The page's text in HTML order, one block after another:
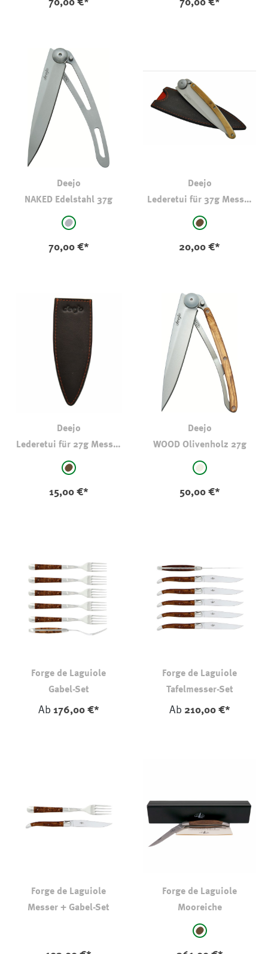
70,00 €* 70,00 €*
Deejo
NAKED Edelstahl 37g
auswählen
mittelgrau
70,00 €*
Deejo
Lederetui für 37g Messer
auswählen
braun
20,00 €*
Deejo
Lederetui für 27g Messer
auswählen
braun
15,00 €*
Deejo
WOOD Olivenholz 27g
auswählen
natur
50,00 €*
Forge de Laguiole
Gabel-Set
Ab 176,00 €*
Forge de Laguiole
Tafelmesser-Set
Ab 210,00 €*
Forge de Laguiole
Messer + Gabel-Set
Forge de Laguiole
Mooreiche
auswählen
braun